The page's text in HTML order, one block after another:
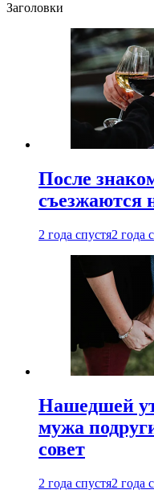
Заголовки
После
съезжаются
2 года спустя2 года
Нашедшей
мужа
совет
2 года спустя2 года